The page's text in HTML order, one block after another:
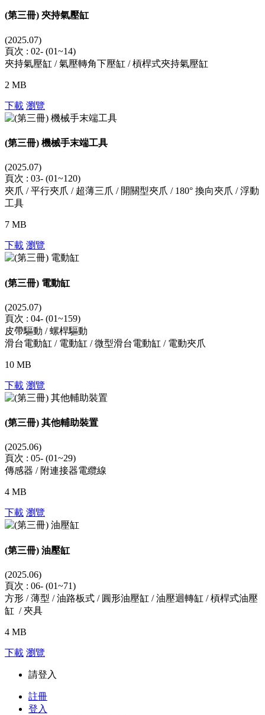
(第三冊) 夾持氣壓缸
(2025.07)
頁次 : 02- (01~14)
夾持氣壓缸 / 氣壓轉角下壓缸 / 槓桿式夾持氣壓缸
2 MB
下載 瀏覽
(第三冊) 機械手末端工具
(2025.07)
頁次 : 03- (01~120)
夾爪 / 平行夾爪 / 超薄三爪 / 開關型夾爪 / 180° 換向夾爪 / 浮動
工具
7 MB
下載 瀏覽
(第三冊) 電動缸
(2025.07)
頁次 : 04- (01~159)
皮帶驅動 / 螺桿驅動
滑台電動缸 / 電動缸 / 微型滑台電動缸 / 電動夾爪
10 MB
下載 瀏覽
(第三冊) 其他輔助裝置
(2025.06)
頁次 : 05- (01~29)
傳感器 / 附連接器電纜線
4 MB
下載 瀏覽
(第三冊) 油壓缸
(2025.06)
頁次 : 06- (01~71)
方形 / 薄型 / 油路板式 / 圓形油壓缸 / 油壓迴轉缸 / 槓桿式油壓
缸 / 夾具
4 MB
下載 瀏覽
請登入
註冊
登入